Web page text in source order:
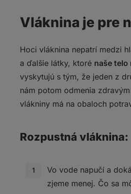
6. Zakomponujte do jedál
8. Siahnite po doplnkoch
9. Snažte sa mať vlákninu
10. Čítajte obaly potravín
Top 10 zdrojov vlákniny:
Ako zaradiť do jedálnička
Čo si z toho odniesť?
Vláknina je pre
Hoci vláknina nepatrí medzi
a ďalšie látky, ktoré naše
vyskytujú s tým, že jeden z
nám potom odmenia
vlákniny má na obaloch
Rozpustná vláknina:
Vo vode napučí a
zjeme menej. Čo sa